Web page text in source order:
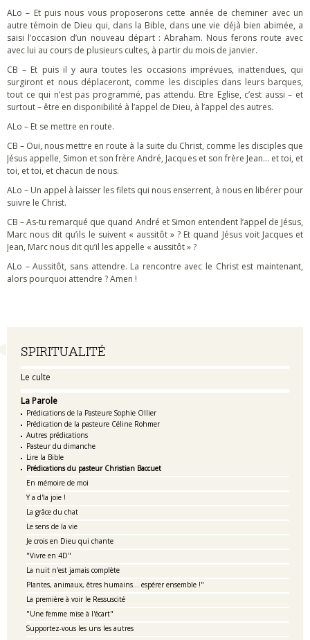
Navigation
SPIRITUALITÉ
Le culte
La Parole
Prédications de la Pasteure Sophie Ollier
Prédication de la pasteure Céline Rohmer
Autres prédications
Pasteur du dimanche
Lire la Bible
Prédications du pasteur Christian Baccuet
En mémoire de moi
Y a d'la joie !
La grâce du chat
Le sens de la vie
Je crois en Dieu qui chante
"Vivre en 4D"
La nuit n'est jamais complète
Plantes, animaux, êtres humains... espérer ensemble !"
La première à voir le Ressuscité
"Une femme mise à l'écart"
Supportez-vous les uns les autres
ALo – Et puis nous vous proposerons cette année de cheminer avec un
autre témoin de Dieu qui, dans la Bible, dans une vie déjà bien abimée, a
saisi l’occasion d’un nouveau départ : Abraham. Nous ferons route avec
avec lui au cours de plusieurs cultes, à partir du mois de janvier.
CB – Et puis il y aura toutes les occasions imprévues, inattendues, qui
surgiront et nous déplaceront, comme les disciples dans leurs barques,
tout ce qui n’est pas programmé, pas attendu. Etre Eglise, c’est aussi – et
surtout – être en disponibilité à l’appel de Dieu, à l’appel des autres.
ALo – Et se mettre en route.
CB – Oui, nous mettre en route à la suite du Christ, comme les disciples que
Jésus appelle, Simon et son frère André, Jacques et son frère Jean… et toi, et
toi, et toi, et chacun de nous.
ALo – Un appel à laisser les filets qui nous enserrent, à nous en libérer pour
suivre le Christ.
CB – As-tu remarqué que quand André et Simon entendent l’appel de Jésus,
Marc nous dit qu’ils le suivent « aussitôt » ? Et quand Jésus voit Jacques et
Jean, Marc nous dit qu’il les appelle « aussitôt » ?
ALo – Aussitôt, sans attendre. La rencontre avec le Christ est maintenant,
alors pourquoi attendre ? Amen !